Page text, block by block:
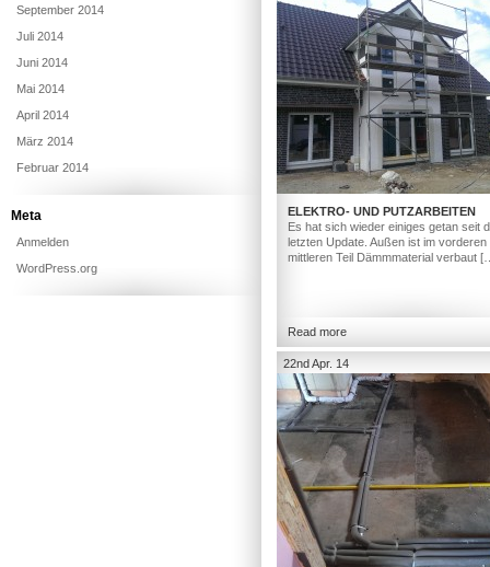
ELEKTRO- UND PUTZARBEITEN
Es hat sich wieder einiges getan seit
letzten Update. Außen ist im vorderen
mittleren Teil Dämmmaterial verbaut
Read more
22nd Apr. 14
September 2014
Juli 2014
Juni 2014
Mai 2014
April 2014
März 2014
Februar 2014
Meta
Anmelden
WordPress.org